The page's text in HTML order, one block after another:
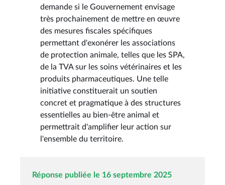
demande si le Gouvernement envisage
très prochainement de mettre en œuvre
des mesures fiscales spécifiques
permettant d'exonérer les associations
de protection animale, telles que les SPA,
de la TVA sur les soins vétérinaires et les
produits pharmaceutiques. Une telle
initiative constituerait un soutien
concret et pragmatique à des structures
essentielles au bien-être animal et
permettrait d'amplifier leur action sur
l'ensemble du territoire.
Réponse publiée le 16 septembre 2025